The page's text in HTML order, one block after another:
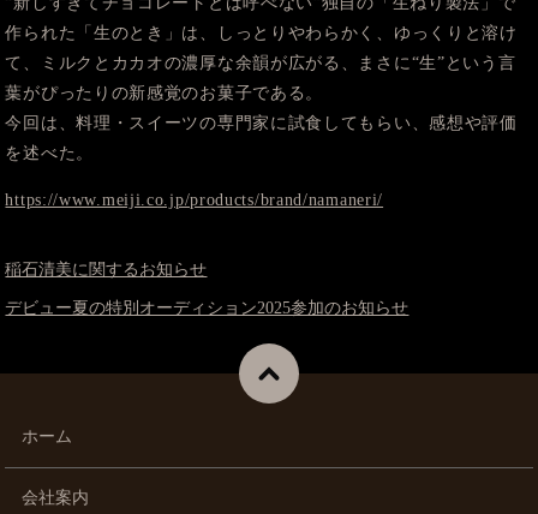
作られた「生のとき」は、しっとりやわらかく、ゆっくりと溶け
て、ミルクとカカオの濃厚な余韻が広がる、まさに“生”という言
葉がぴったりの新感覚のお菓子である。
今回は、料理・スイーツの専門家に試食してもらい、感想や評価
を述べた。
https://www.meiji.co.jp/products/brand/namaneri/
稲石清美に関するお知らせ
デビュー夏の特別オーディション2025参加のお知らせ
ホーム
会社案内